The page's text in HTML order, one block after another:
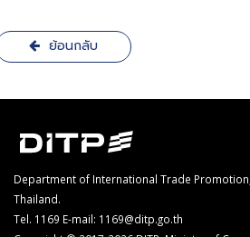
ย้อนกลับ
Department of International Trade
Thailand.
Tel. 1169 E-mail: 1169@ditp.go.th